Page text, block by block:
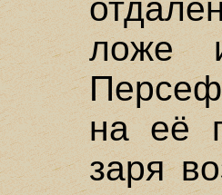
ложе
на её
заря